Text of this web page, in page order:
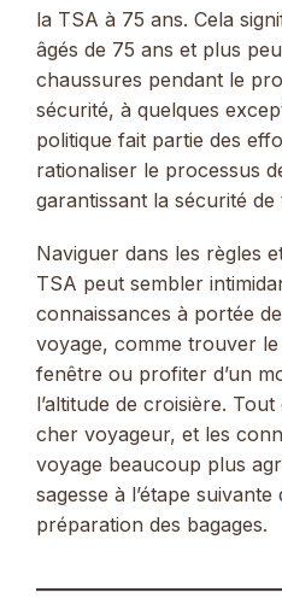
la TSA à 75 ans. Cela
âgés de 75 ans et plus
chaussures pendant le
sécurité, à quelques
politique fait partie des
rationaliser le processus
garantissant la sécurité
Naviguer dans les règles
TSA peut sembler
connaissances à portée
voyage, comme trouver
fenêtre ou profiter d’un
l’altitude de croisière.
cher voyageur, et les
voyage beaucoup plus
sagesse à l’étape
préparation des bagages.